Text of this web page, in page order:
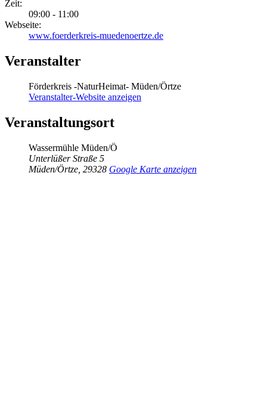
Zeit:
09:00 - 11:00
Webseite:
www.foerderkreis-muedenoertze.de
Veranstalter
Förderkreis -NaturHeimat- Müden/Örtze
Veranstalter-Website anzeigen
Veranstaltungsort
Wassermühle Müden/Ö
Unterlüßer Straße 5
Müden/Örtze 29328 Google Karte anzeigen